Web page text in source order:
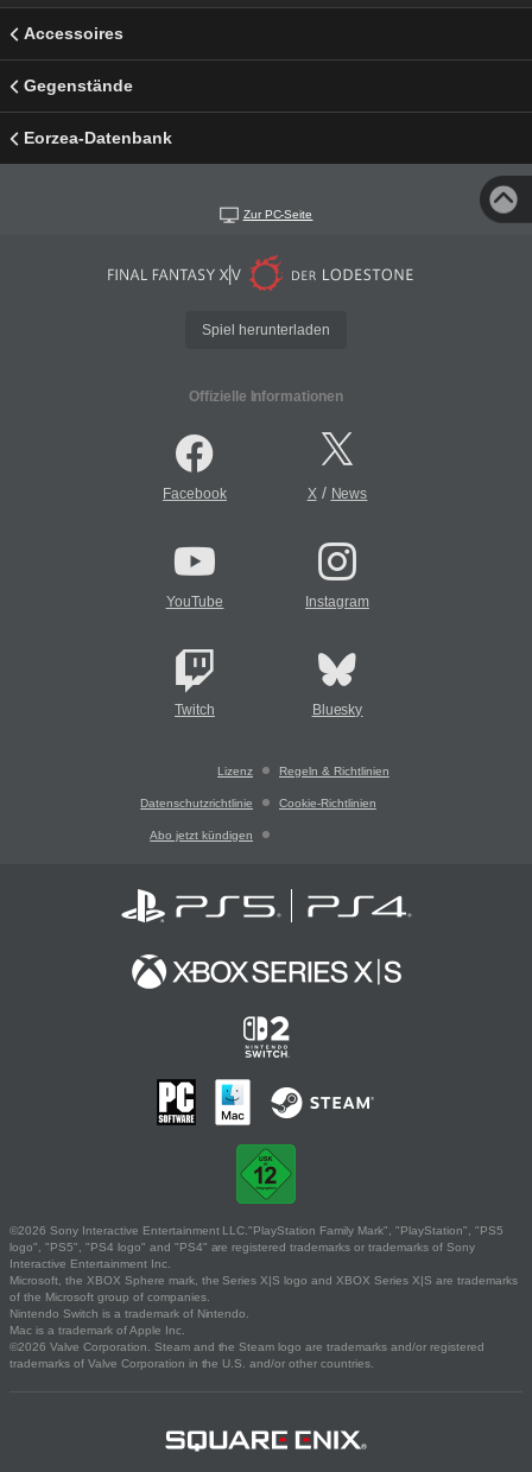
Accessoires
Gegenstände
Eorzea-Datenbank
Zur PC-Seite
Spiel herunterladen
Offizielle Informationen
Facebook X/ News
YouTube Instagram
Twitch Bluesky
Lizenz Regeln & Richtlinien
Datenschutzrichtlinie Cookie-Richtlinien
Abo jetzt kündigen
©2026 Sony Interactive Entertainment LLC."PlayStation Family Mark", "PlayStation", "PS5
logo", "PS5", "PS4 logo" and "PS4" are registered trademarks or trademarks of Sony
Interactive Entertainment Inc.
Microsoft, the XBOX Sphere mark, the Series X|S logo and XBOX Series X|S are trademarks
of the Microsoft group of companies.
Nintendo Switch is a trademark of Nintendo.
Mac is a trademark of Apple Inc.
©2026 Valve Corporation. Steam and the Steam logo are trademarks and/or registered
trademarks of Valve Corporation in the U.S. and/or other countries.